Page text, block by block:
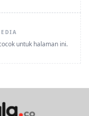
untuk halaman ini.